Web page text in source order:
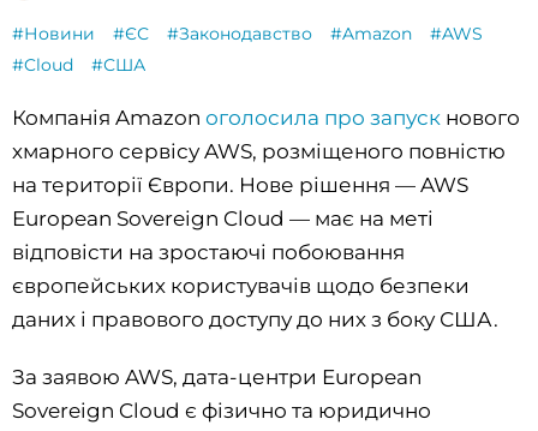
#Новини #ЄС #Законодавство #Amazon
#AWS
#Cloud
#США
Компанія Amazon оголосила про запуск нового
хмарного сервісу AWS, розміщеного повністю
на території Європи. Нове рішення — AWS
European Sovereign Cloud — має на меті
відповісти на зростаючі побоювання
європейських користувачів щодо безпеки
даних і правового доступу до них з боку США.
За заявою AWS, дата-центри European
Sovereign Cloud є фізично та юридично